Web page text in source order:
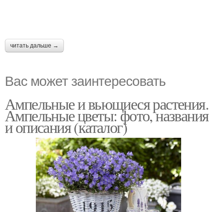
читать дальше →
Вас может заинтересовать
Ампельные и вьющиеся растения.
Ампельные цветы: фото, названия
и описания (каталог)